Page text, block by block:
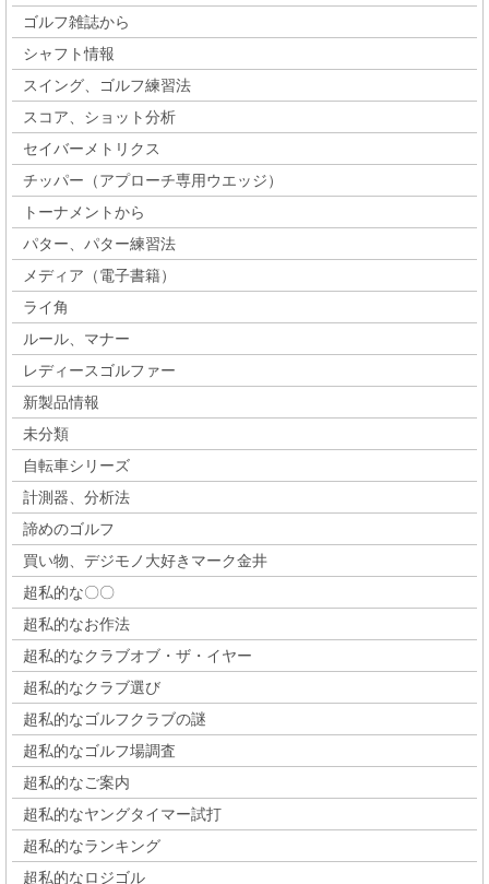
ゴルフ雑誌から
シャフト情報
スイング、ゴルフ練習法
スコア、ショット分析
セイバーメトリクス
チッパー（アプローチ専用ウエッジ）
トーナメントから
パター、パター練習法
メディア（電子書籍）
ライ角
ルール、マナー
レディースゴルファー
新製品情報
未分類
自転車シリーズ
計測器、分析法
諦めのゴルフ
買い物、デジモノ大好きマーク金井
超私的な〇〇
超私的なお作法
超私的なクラブオブ・ザ・イヤー
超私的なクラブ選び
超私的なゴルフクラブの謎
超私的なゴルフ場調査
超私的なご案内
超私的なヤングタイマー試打
超私的なランキング
超私的なロジゴル